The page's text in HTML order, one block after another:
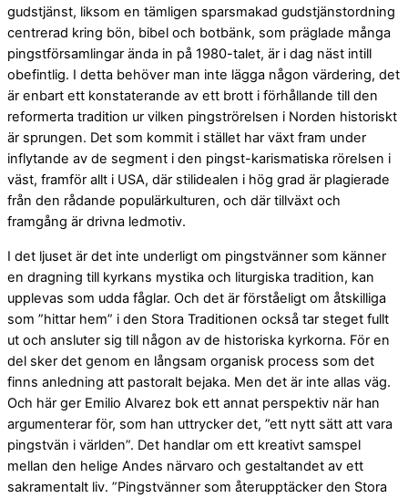
gudstjänst, liksom en tämligen sparsmakad gudstjänstordning
centrerad kring bön, bibel och botbänk, som präglade många
pingstförsamlingar ända in på 1980-talet, är i dag näst intill
obefintlig. I detta behöver man inte lägga någon värdering, det
är enbart ett konstaterande av ett brott i förhållande till den
reformerta tradition ur vilken pingströrelsen i Norden historiskt
är sprungen. Det som kommit i stället har växt fram under
inflytande av de segment i den pingst-karismatiska rörelsen i
väst, framför allt i USA, där stilidealen i hög grad är plagierade
från den rådande populärkulturen, och där tillväxt och
framgång är drivna ledmotiv.
I det ljuset är det inte underligt om pingstvänner som känner
en dragning till kyrkans mystika och liturgiska tradition, kan
upplevas som udda fåglar. Och det är förståeligt om åtskilliga
som ”hittar hem” i den Stora Traditionen också tar steget fullt
ut och ansluter sig till någon av de historiska kyrkorna. För en
del sker det genom en långsam organisk process som det
finns anledning att pastoralt bejaka. Men det är inte allas väg.
Och här ger Emilio Alvarez bok ett annat perspektiv när han
argumenterar för, som han uttrycker det, ”ett nytt sätt att vara
pingstvän i världen”. Det handlar om ett kreativt samspel
mellan den helige Andes närvaro och gestaltandet av ett
sakramentalt liv. ”Pingstvänner som återupptäcker den Stora